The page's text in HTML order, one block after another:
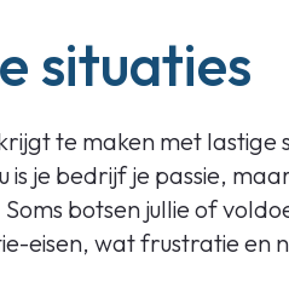
situaties
te maken met lastige
is je bedrijf je passie,
Soms botsen jullie of
eisen, wat frustratie en